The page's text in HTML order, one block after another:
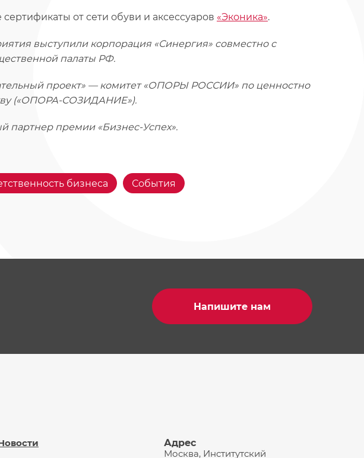
от сети обуви и аксессуаров «Эконика».
выступили корпорация «Синергия» совместно с
палаты РФ.
проект» — комитет «ОПОРЫ РОССИИ» по ценностно
(«ОПОРА-СОЗИДАНИЕ»).
партнер премии «Бизнес-Успех».
бизнеса События
Напишите нам
Адрес
Москва, Институтский